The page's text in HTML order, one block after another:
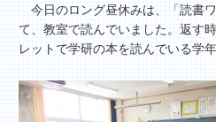
今日のロング昼休みは、「読書
て、教室で読んでいました。返す
レットで学研の本を読んでいる学